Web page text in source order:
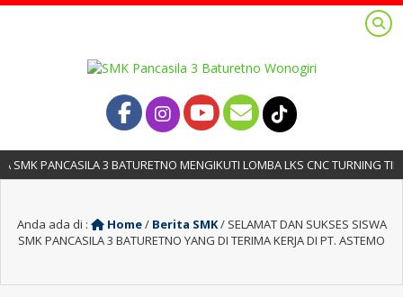
PANCASILA 3 BATURETNO MENGIKUTI LOMBA LKS CNC TURNING
Anda ada di : Home/ Berita SMK/ SELAMAT DAN SUKSES SISWA
SMK PANCASILA 3 BATURETNO YANG DI TERIMA KERJA DI PT. ASTEMO